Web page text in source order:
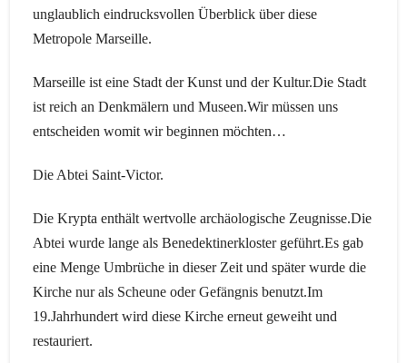
unglaublich eindrucksvollen Überblick über diese
Metropole Marseille.
Marseille ist eine Stadt der Kunst und der Kultur.Die Stadt
ist reich an Denkmälern und Museen.Wir müssen uns
entscheiden womit wir beginnen möchten…
Die Abtei Saint-Victor.
Die Krypta enthält wertvolle archäologische Zeugnisse.Die
Abtei wurde lange als Benedektinerkloster geführt.Es gab
eine Menge Umbrüche in dieser Zeit und später wurde die
Kirche nur als Scheune oder Gefängnis benutzt.Im
19.Jahrhundert wird diese Kirche erneut geweiht und
restauriert.